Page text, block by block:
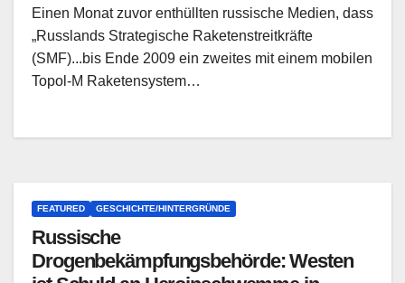
Einen Monat zuvor enthüllten russische Medien, dass
„Russlands Strategische Raketenstreitkräfte
(SMF)...bis Ende 2009 ein zweites mit einem mobilen
Topol-M Raketensystem…
FEATURED GESCHICHTE/HINTERGRÜNDE
Russische
Drogenbekämpfungsbehörde: Westen